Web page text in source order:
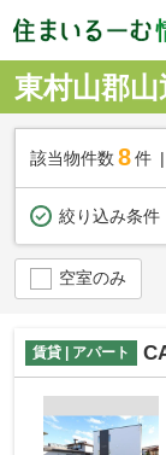
東村山郡
該当物件数 8件
絞り込み条件
空室のみ
賃貸 | アパート